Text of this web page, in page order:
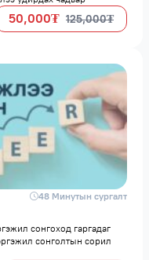
50,000₮ 125,000₮
48 Минутын сургалт